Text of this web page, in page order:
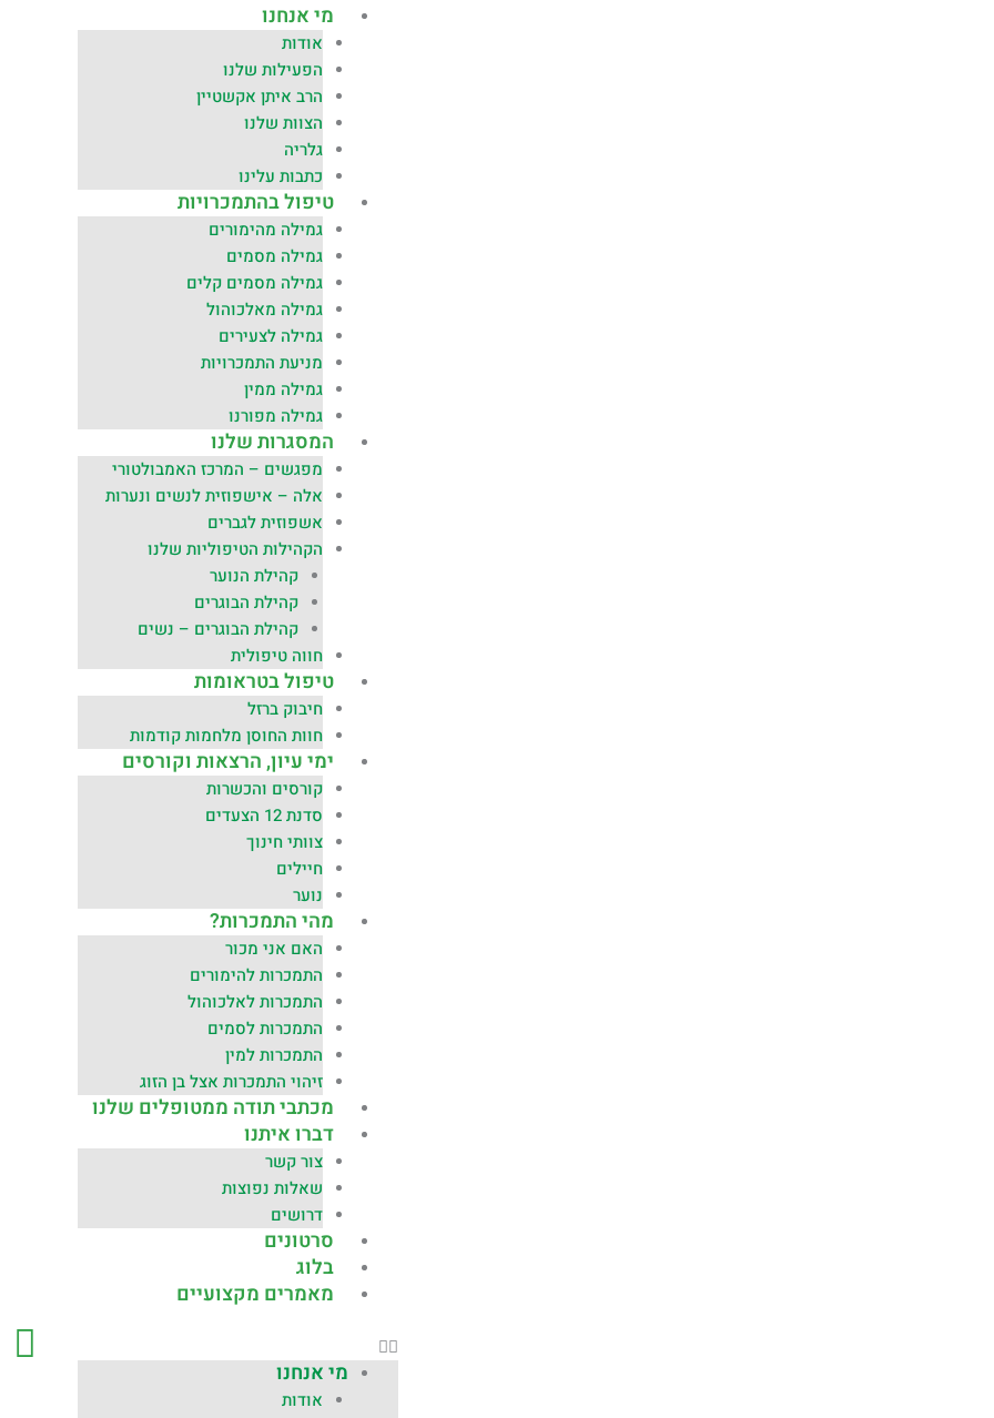
מי אנחנו
אודות
הפעילות שלנו
הרב איתן אקשטיין
הצוות שלנו
גלריה
כתבות עלינו
טיפול בהתמכרויות
גמילה מהימורים
גמילה מסמים
גמילה מסמים קלים
גמילה מאלכוהול
גמילה לצעירים
מניעת התמכרויות
גמילה ממין
גמילה מפורנו
המסגרות שלנו
מפגשים – המרכז האמבולטורי
אלה – אישפוזית לנשים ונערות
אשפוזית לגברים
הקהילות הטיפוליות שלנו
קהילת הנוער
קהילת הבוגרים
קהילת הבוגרים – נשים
חווה טיפולית
טיפול בטראומות
חיבוק ברזל
חוות החוסן מלחמות קודמות
ימי עיון, הרצאות וקורסים
קורסים והכשרות
סדנת 12 הצעדים
צוותי חינוך
חיילים
נוער
מהי התמכרות?
האם אני מכור
התמכרות להימורים
התמכרות לאלכוהול
התמכרות לסמים
התמכרות למין
זיהוי התמכרות אצל בן הזוג
מכתבי תודה ממטופלים שלנו
דברו איתנו
צור קשר
שאלות נפוצות
דרושים
סרטונים
בלוג
מאמרים מקצועיים
מי אנחנו
אודות